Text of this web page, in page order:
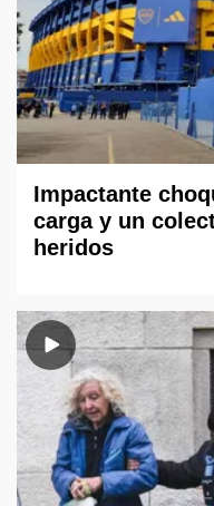
Impactante
carga y un
heridos